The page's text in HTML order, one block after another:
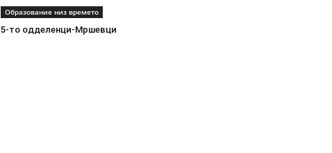
Образование низ времето
5-то одделенци-Мршевци